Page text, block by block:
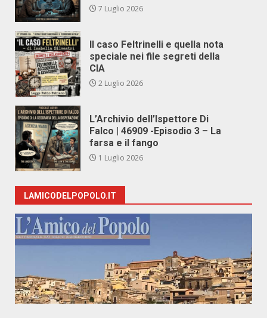
7 Luglio 2026
Il caso Feltrinelli e quella nota
speciale nei file segreti della
CIA
2 Luglio 2026
L’Archivio dell’Ispettore Di
Falco | 46909 -Episodio 3 – La
farsa e il fango
1 Luglio 2026
LAMICODELPOPOLO.IT